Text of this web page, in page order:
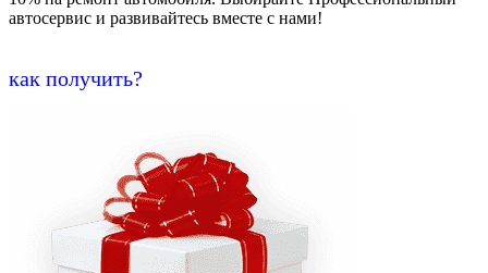
автосервис и развивайтесь вместе с нами!
как получить?